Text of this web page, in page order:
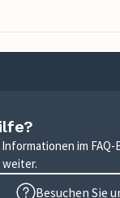
im
weiter.
Besuchen Sie